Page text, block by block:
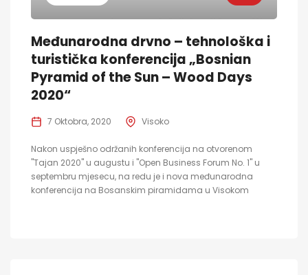
Međunarodna drvno – tehnološka i
turistička konferencija „Bosnian
Pyramid of the Sun – Wood Days
2020“
7 Oktobra, 2020 Visoko
Nakon uspješno održanih konferencija na otvorenom
"Tajan 2020" u augustu i "Open Business Forum No. 1" u
septembru mjesecu, na redu je i nova međunarodna
konferencija na Bosanskim piramidama u Visokom